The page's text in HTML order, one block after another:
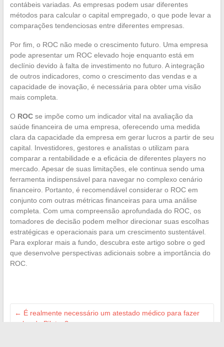
contábeis variadas. As empresas podem usar diferentes
métodos para calcular o capital empregado, o que pode levar a
comparações tendenciosas entre diferentes empresas.
Por fim, o ROC não mede o crescimento futuro. Uma empresa
pode apresentar um ROC elevado hoje enquanto está em
declínio devido à falta de investimento no futuro. A integração
de outros indicadores, como o crescimento das vendas e a
capacidade de inovação, é necessária para obter uma visão
mais completa.
O ROCse impõe como um indicador vital na avaliação da
saúde financeira de uma empresa, oferecendo uma medida
clara da capacidade da empresa em gerar lucros a partir de seu
capital. Investidores, gestores e analistas o utilizam para
comparar a rentabilidade e a eficácia de diferentes players no
mercado. Apesar de suas limitações, ele continua sendo uma
ferramenta indispensável para navegar no complexo cenário
financeiro. Portanto, é recomendável considerar o ROC em
conjunto com outras métricas financeiras para uma análise
completa. Com uma compreensão aprofundada do ROC, os
tomadores de decisão podem melhor direcionar suas escolhas
estratégicas e operacionais para um crescimento sustentável.
Para explorar mais a fundo, descubra este artigo sobre o ged
que desenvolve perspectivas adicionais sobre a importância do
ROC.
← É realmente necessário um atestado médico para fazer
aulas de Pilates?